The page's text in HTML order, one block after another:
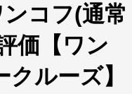
ンコフ(通常
価【ワン
ルーズ】